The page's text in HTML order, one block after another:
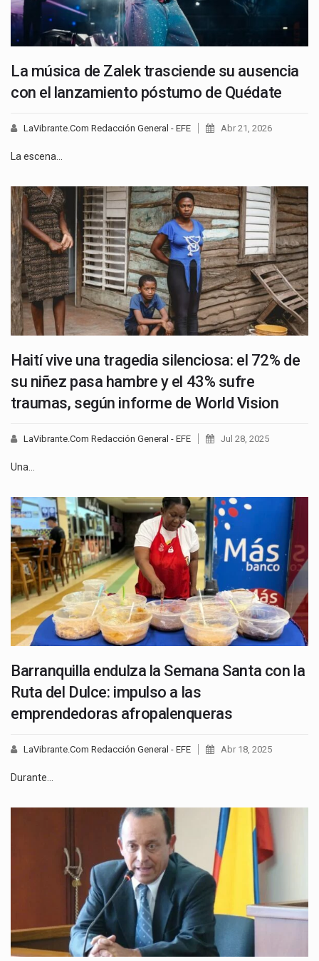
La música de Zalek trasciende su ausencia
con el lanzamiento póstumo de Quédate
LaVibrante.Com Redacción General - EFE Abr 21, 2026
La escena…
Haití vive una tragedia silenciosa: el 72% de
su niñez pasa hambre y el 43% sufre
traumas, según informe de World Vision
LaVibrante.Com Redacción General - EFE Jul 28, 2025
Una…
Barranquilla endulza la Semana Santa con la
Ruta del Dulce: impulso a las
emprendedoras afropalenqueras
LaVibrante.Com Redacción General - EFE Abr 18, 2025
Durante…